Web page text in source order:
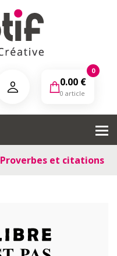
0
0.00 €
0 article
Proverbes et citations